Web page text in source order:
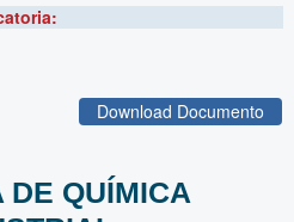
Download Documento
DE QUÍMICA